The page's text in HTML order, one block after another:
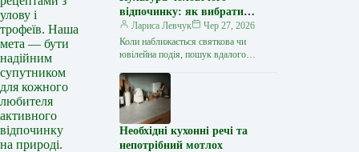
улову і
трофеїв. Наша
мета — бути
надійним
супутником
для кожного
любителя
активного
відпочинку
на природі.
відпочинку: як вибрати
стильний та корисний
подарунок
Лариса Левчук
Чер 27, 2026
Коли наближається святкова чи
ювілейна подія, пошук вдалого
близької людини нерідко
перетворюється на складне завдання.
…
Необхідні кухонні речі та
непотрібний мотлох